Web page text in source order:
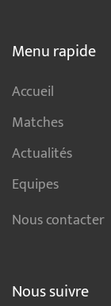
Menu rapide
Accueil
Matches
Actualités
Equipes
Nous contacter
Nous suivre